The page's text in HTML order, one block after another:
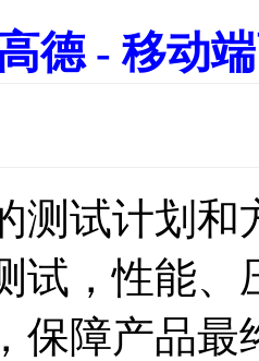
德 - 移动
测试计划和
试，性能、
保障产品